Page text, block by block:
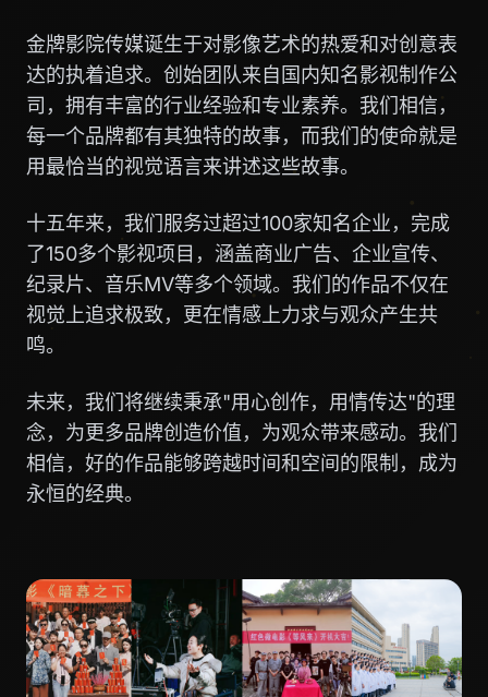
金牌影院传媒诞生于对影像艺术的热爱和对创意表
达的执着追求。创始团队来自国内知名影视制作公
司，拥有丰富的行业经验和专业素养。我们相信，
每一个品牌都有其独特的故事，而我们的使命就是
用最恰当的视觉语言来讲述这些故事。
十五年来，我们服务过超过100家知名企业，完成
了150多个影视项目，涵盖商业广告、企业宣传、
纪录片、音乐MV等多个领域。我们的作品不仅在
视觉上追求极致，更在情感上力求与观众产生共
鸣。
未来，我们将继续秉承"用心创作，用情传达"的理
念，为更多品牌创造价值，为观众带来感动。我们
相信，好的作品能够跨越时间和空间的限制，成为
永恒的经典。